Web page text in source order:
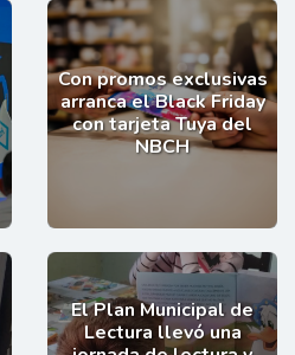
Con promos exclusivas
arranca el Black Friday
con tarjeta Tuya del
NBCH
El Plan Municipal de
Lectura llevó una